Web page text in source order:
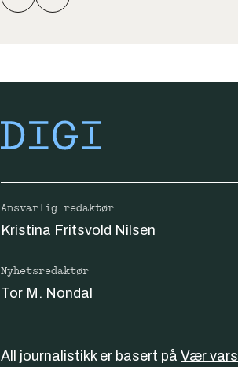
Ansvarlig redaktør
Kristina Fritsvold Nilsen
Nyhetsredaktør
Tor M. Nondal
All journalistikk er basert på Vær